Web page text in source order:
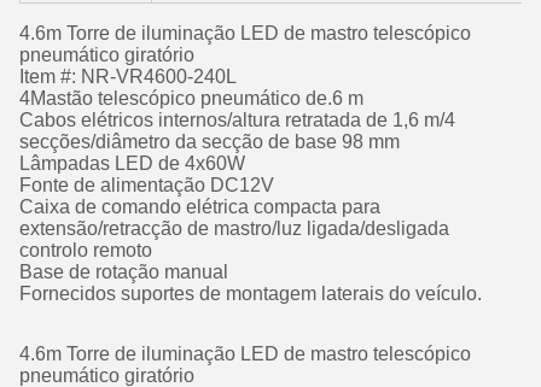
4.6m Torre de iluminação LED de mastro telescópico
pneumático giratório
Item #: NR-VR4600-240L
4Mastão telescópico pneumático de.6 m
Cabos elétricos internos/altura retratada de 1,6 m/4
secções/diâmetro da secção de base 98 mm
Lâmpadas LED de 4x60W
Fonte de alimentação DC12V
Caixa de comando elétrica compacta para
extensão/retracção de mastro/luz ligada/desligada
controlo remoto
Base de rotação manual
Fornecidos suportes de montagem laterais do veículo.
4.6m Torre de iluminação LED de mastro telescópico
pneumático giratório